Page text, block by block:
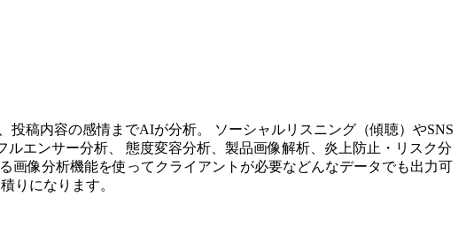
投稿内容の感情までAIが分析。 ソーシャルリスニング（傾聴）やSNS
エンサー分析、 態度変容分析、製品画像解析、炎上防止・リスク分
像分析機能を使ってクライアントが必要などんなデータでも出力可
りになります。